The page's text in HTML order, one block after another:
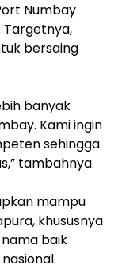
Numbay
Targetnya,
bersaing
banyak
Kami ingin
sehingga
tambahnya.
mampu
khususnya
baik